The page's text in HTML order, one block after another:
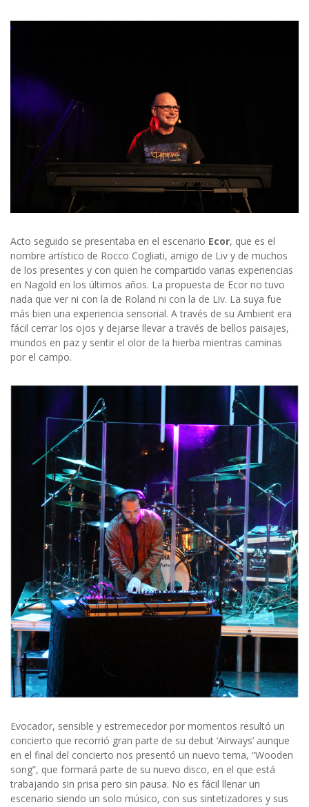
Acto seguido se presentaba en el escenario Ecor, que es el
nombre artístico de Rocco Cogliati, amigo de Liv y de muchos
de los presentes y con quien he compartido varias experiencias
en Nagold en los últimos años. La propuesta de Ecor no tuvo
nada que ver ni con la de Roland ni con la de Liv. La suya fue
más bien una experiencia sensorial. A través de su Ambient era
fácil cerrar los ojos y dejarse llevar a través de bellos paisajes,
mundos en paz y sentir el olor de la hierba mientras caminas
por el campo.
Evocador, sensible y estremecedor por momentos resultó un
concierto que recorrió gran parte de su debut ‘Airways’ aunque
en el final del concierto nos presentó un nuevo tema, “Wooden
song”, que formará parte de su nuevo disco, en el que está
trabajando sin prisa pero sin pausa. No es fácil llenar un
escenario siendo un solo músico, con sus sintetizadores y sus